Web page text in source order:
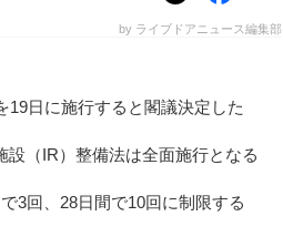
by ライブドアニュース編集部
19日に施行すると閣議決定した
（IR）整備法は全面施行となる
3回、28日間で10回に制限する